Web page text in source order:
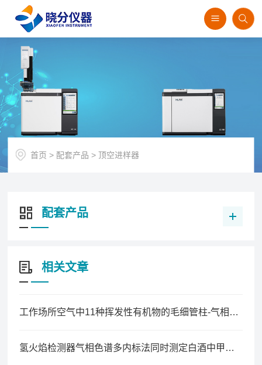
首页 > 配套产品 >顶空进样器
配套产品
相关文章
工作场所空气中11种挥发性有机物的毛细管柱-气相色谱同时测定法
氢火焰检测器气相色谱多内标法同时测定白酒中甲醇、酯类及其酸类含量